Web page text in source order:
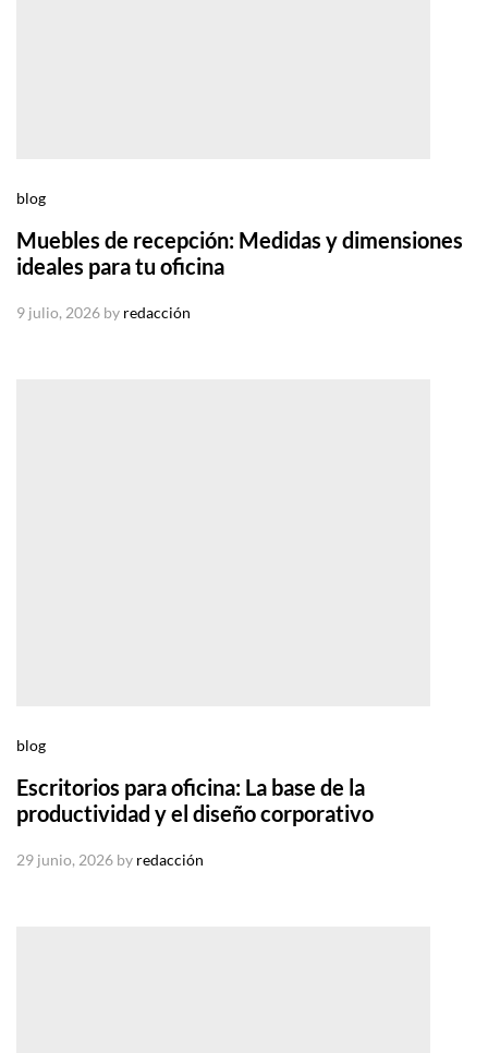
blog
Muebles de recepción: Medidas y dimensiones
ideales para tu oficina
9 julio, 2026 by redacción
blog
Escritorios para oficina: La base de la
productividad y el diseño corporativo
29 junio, 2026 by redacción